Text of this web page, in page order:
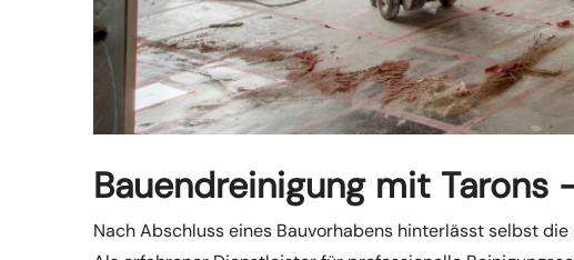
Bauendreinigung mit
Nach Abschluss eines Bauvorhabens hinterlässt selbst